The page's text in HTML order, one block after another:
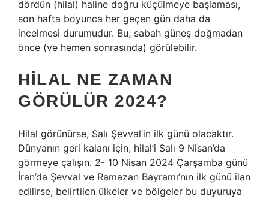
dördün (hilal) haline doğru küçülmeye başlaması,
son hafta boyunca her geçen gün daha da
incelmesi durumudur. Bu, sabah güneş doğmadan
önce (ve hemen sonrasında) görülebilir.
HILAL NE ZAMAN
GÖRÜLÜR 2024?
Hilal görünürse, Salı Şevval’in ilk günü olacaktır.
Dünyanın geri kalanı için, hilal’i Salı 9 Nisan’da
görmeye çalışın. 2- 10 Nisan 2024 Çarşamba günü
İran’da Şevval ve Ramazan Bayramı’nın ilk günü ilan
edilirse, belirtilen ülkeler ve bölgeler bu duyuruya